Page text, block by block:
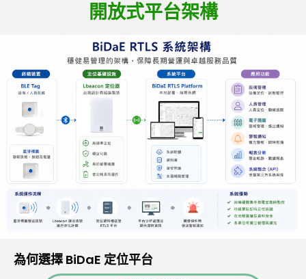
開放式平台架構
為何選擇 BiDaE 定位平台